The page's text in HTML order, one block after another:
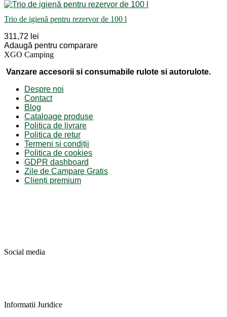
Trio de igienă pentru rezervor de 100 l
311,72 lei
Adaugă pentru comparare
XGO Camping
Vanzare accesorii si consumabile rulote si autorulote.
Despre noi
Contact
Blog
Cataloage produse
Politica de livrare
Politica de retur
Termeni și condiții
Politica de cookies
GDPR dashboard
Zile de Campare Gratis
Clienți premium
Social media
Informatii Juridice